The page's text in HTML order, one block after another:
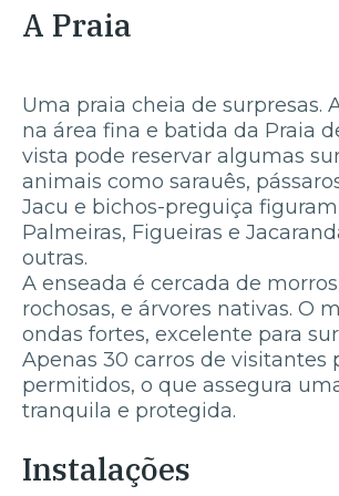
A Praia
Uma praia cheia de surpresas.
na área fina e batida da Praia
vista pode reservar algumas
animais como sarauês,
Jacu e bichos-preguiça
Palmeiras, Figueiras e
outras.
A enseada é cercada de
rochosas, e árvores nativas. O
ondas fortes, excelente para
Apenas 30 carros de visitantes
permitidos, o que assegura
tranquila e protegida.
Instalações